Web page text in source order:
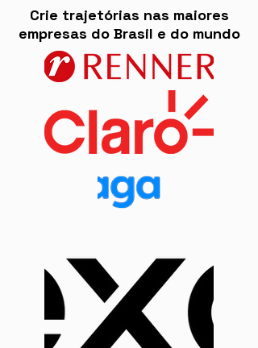
Crie trajetórias nas maiores
empresas do Brasil e do mundo